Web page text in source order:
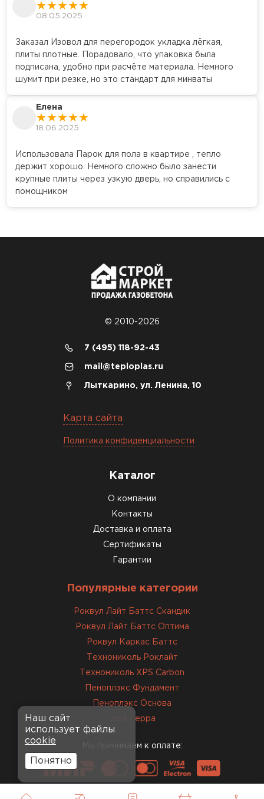
08.05.2025
Заказал Изовол для перегородок укладка лёгкая,
плиты плотные. Порадовало, что упаковка была
подписана, удобно при расчёте материала. Немного
шумит при резке, но это стандарт для минваты
Елена
18.06.2025
Использовала Парок для пола в квартире , тепло
держит хорошо. Немного сложно было занести
крупные плиты через узкую дверь, но справились с
помощником
© 2010-2026
7 (495) 118-92-43
mail@teploplas.ru
Лыткарино, ул. Ленина, 10
Карта сайта
Политика конфиденциальности
Каталог
О компании
Контакты
Доставка и оплата
Сертификаты
Гарантии
Популярные категории
Роквул Лайт Баттс Скандик
Роквул Лайт Баттс Оптима
Роквул Каркас Баттс
Технониколь Роклайт
Технониколь XPS Carbon
Пеноплэкс Фундамент
Пеноплэкс Основа
Ursa Терра
Мы принимаем к оплате:
Наш сайт
использует файлы
cookie
Понятно